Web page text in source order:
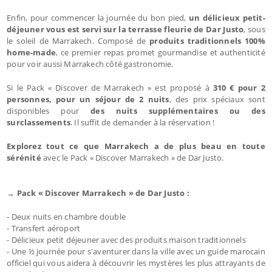
Enfin, pour commencer la journée du bon pied, un délicieux petit-
déjeuner vous est servi sur la terrasse fleurie de Dar Justo, sous
le soleil de Marrakech. Composé de produits traditionnels 100%
home-made, ce premier repas promet gourmandise et authenticité
pour voir aussi Marrakech côté gastronomie.
Si le Pack « Discover de Marrakech » est proposé à 310 € pour 2
personnes, pour un séjour de 2 nuits, des prix spéciaux sont
disponibles pourdes nuits supplémentaires ou des
surclassements. Il suffit de demander à la réservation !
Explorez tout ce que Marrakech a de plus beau en toute
sérénité avec le Pack « Discover Marrakech » de Dar Justo.
→ Pack « Discover Marrakech » de Dar Justo :
- Deux nuits en chambre double
- Transfert aéroport
- Délicieux petit déjeuner avec des produits maison traditionnels
- Une ½ journée pour s'aventurer dans la ville avec un guide marocain
officiel qui vous aidera à découvrir les mystères les plus attrayants de